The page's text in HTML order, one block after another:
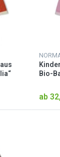
Bio-
ab